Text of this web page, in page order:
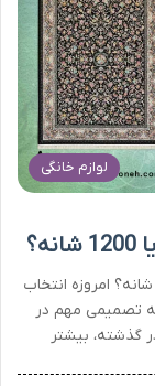
لوازم خانگی
فرش 700 شانه بهتره یا فرش 1000 شانه یا 1200 شانه؟ امروزه انتخاب
تصمیمی مهم در
گذشته، بیشتر